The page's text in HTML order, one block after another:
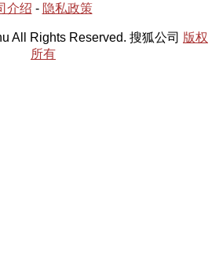
介绍 - 隐私政策
All Rights Reserved. 搜狐公司 版权
所有